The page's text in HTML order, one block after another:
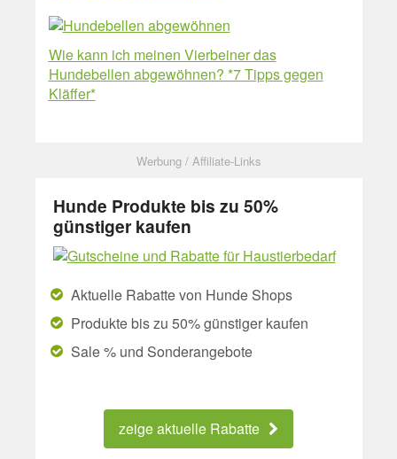
Wie kann ich meinen Vierbeiner das
Hundebellen abgewöhnen? *7 Tipps gegen
Kläffer*
Hunde Produkte bis zu 50%
günstiger kaufen
Aktuelle Rabatte von Hunde Shops
Produkte bis zu 50% günstiger kaufen
Sale % und Sonderangebote
zeige aktuelle Rabatte